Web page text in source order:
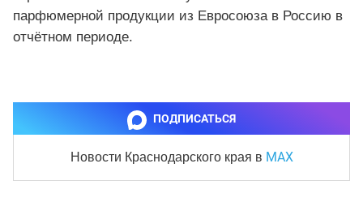
парфюмерной продукции из Евросоюза в Россию в
отчётном периоде.
ПОДПИСАТЬСЯ
Новости Краснодарского края в MAX